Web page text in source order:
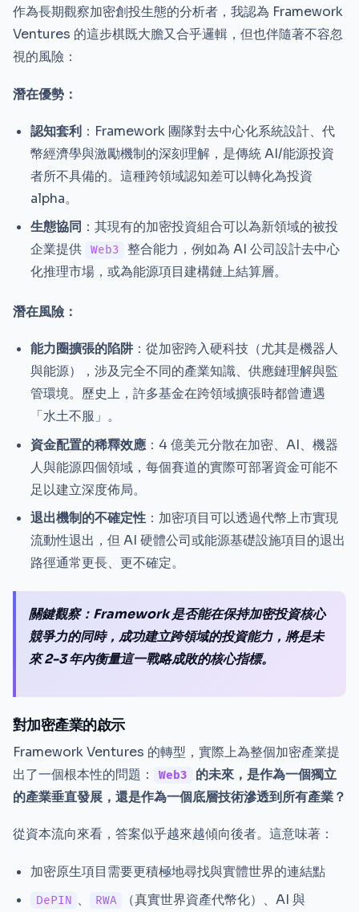
作為長期觀察加密創投生態的分析者，我認為 Framework
Ventures 的這步棋既大膽又合乎邏輯，但也伴隨著不容忽
視的風險：
潛在優勢：
認知套利 ：Framework 團隊對去中心化系統設計、代
幣經濟學與激勵機制的深刻理解，是傳統 AI/能源投資
者所不具備的。這種跨領域認知差可以轉化為投資
alpha。
生態協同 ：其現有的加密投資組合可以為新領域的被投
企業提供
Web3
整合能力，例如為 AI 公司設計去中心
化推理市場，或為能源項目建構鏈上結算層。
潛在風險：
能力圈擴張的陷阱 ：從加密跨入硬科技（尤其是機器人
與能源），涉及完全不同的產業知識、供應鏈理解與監
管環境。歷史上，許多基金在跨領域擴張時都曾遭遇
「水土不服」。
資金配置的稀釋效應 ：4 億美元分散在加密、AI、機器
人與能源四個領域，每個賽道的實際可部署資金可能不
足以建立深度佈局。
退出機制的不確定性 ：加密項目可以透過代幣上市實現
流動性退出，但 AI 硬體公司或能源基礎設施項目的退出
路徑通常更長、更不確定。
關鍵觀察：Framework 是否能在保持加密投資核心
競爭力的同時，成功建立跨領域的投資能力，將是未
來 2-3 年內衡量這一戰略成敗的核心指標。
對加密產業的啟示
Framework Ventures 的轉型，實際上為整個加密產業提
出了一個根本性的問題：
Web3
的未來，是作為一個獨立
的產業垂直發展，還是作為一個底層技術滲透到所有產業？
從資本流向來看，答案似乎越來越傾向後者。這意味著：
加密原生項目需要更積極地尋找與實體世界的連結點
DePIN 、 RWA （真實世界資產代幣化）、AI 與